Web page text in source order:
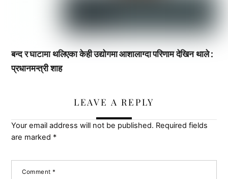
बन्द र घाटामा थलिएका केही उद्योगमा आशालाग्दा परिणाम देखिन थाले :
प्रधानमन्त्री शाह
LEAVE A REPLY
Your email address will not be published. Required fields
are marked *
Comment*